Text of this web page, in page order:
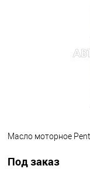
Масло моторное
Под заказ